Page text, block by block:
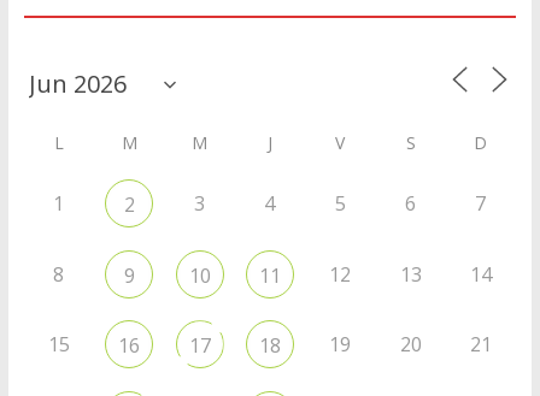
L M M J V S D
1 2 3 4 5 6 7
8 9 10 11 12 13 14
15 16 17 18 19 20 21